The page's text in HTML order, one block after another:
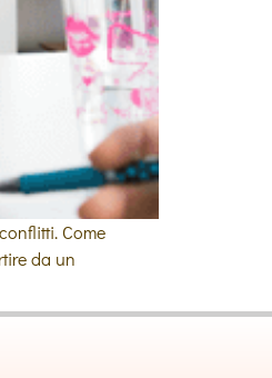
Come
da un